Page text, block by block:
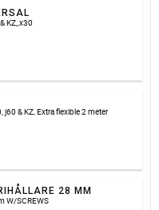
KZ,,x30
j60 & KZ, Extra flexible 2 meter
28 MM
W/SCREWS